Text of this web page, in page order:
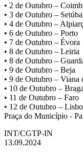
• 2 de Outubro –
• 3 de Outubro –
• 4 de Outubro –
• 6 de Outubro – Porto
• 7 de Outubro – Évora
• 8 de Outubro – Leiria
• 8 de Outubro –
• 9 de Outubro – Beja
• 9 de Outubro – Viana
• 10 de Outubro – Braga
• 11 de Outubro – Faro
• 12 de Outubro –
Praça do Município -
INT/CGTP-IN
13.09.2024